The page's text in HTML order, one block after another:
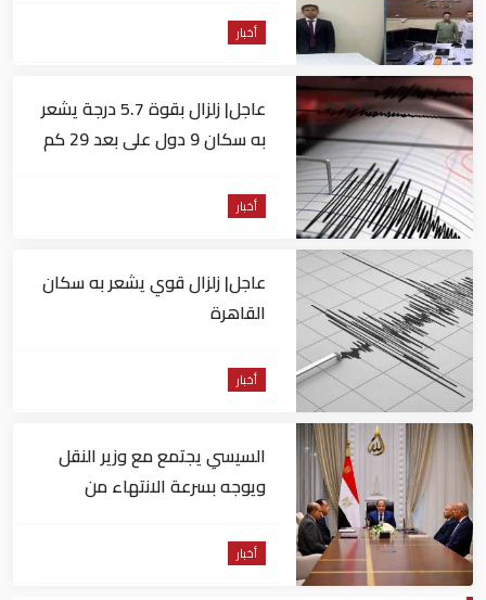
أخبار
عاجل| زلزال بقوة 5.7 درجة يشعر
به سكان 9 دول على بعد 29 كم
أخبار
عاجل| زلزال قوي يشعر به سكان
القاهرة
أخبار
السيسي يجتمع مع وزير النقل
ويوجه بسرعة الانتهاء من
أخبار